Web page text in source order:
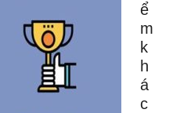
ể
m
k
h
á
c